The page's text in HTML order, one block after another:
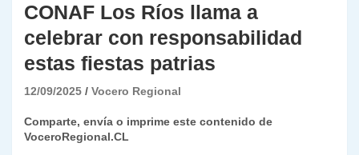
CONAF Los Ríos llama a
celebrar con responsabilidad
estas fiestas patrias
12/09/2025 Vocero Regional
Comparte, envía o imprime este contenido de
VoceroRegional.CL